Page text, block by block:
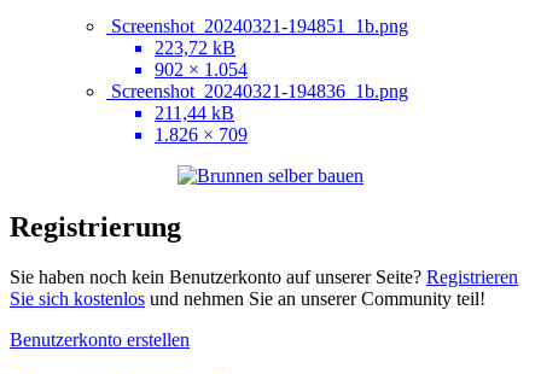
Screenshot_20240321-194851_1b.png
223,72 kB
902 × 1.054
Screenshot_20240321-194836_1b.png
211,44 kB
1.826 × 709
Registrierung
Sie haben noch kein Benutzerkonto auf unserer Seite? Registrieren
Sie sich kostenlos und nehmen Sie an unserer Community teil!
Benutzerkonto erstellen